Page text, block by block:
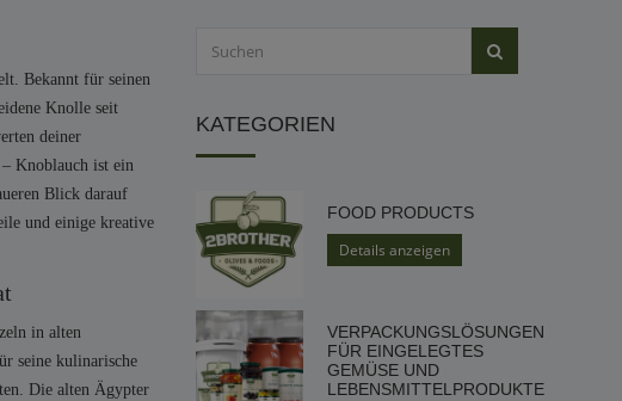
Bekannt für seinen
Knolle seit
deiner
Knoblauch ist ein
Blick darauf
und einige kreative
in alten
seine kulinarische
Die alten Ägypter
KATEGORIEN
FOOD PRODUCTS
Details anzeigen
VERPACKUNGSLÖSUNGEN
FÜR EINGELEGTES
GEMÜSE UND
LEBENSMITTELPRODUKTE